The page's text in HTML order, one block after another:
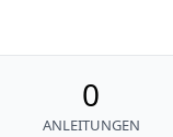
0
ANLEITUNGEN